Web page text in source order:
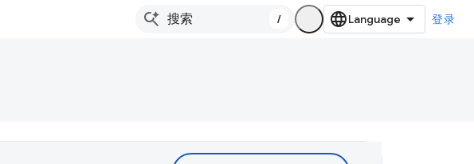
/ 登录